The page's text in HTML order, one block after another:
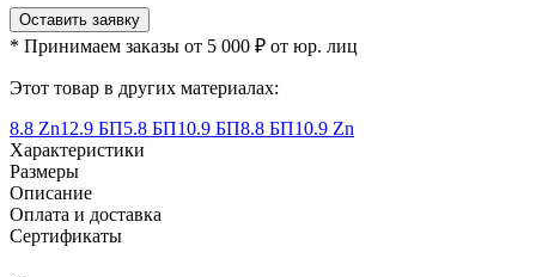
Оставить заявку
* Принимаем заказы от 5 000 ₽ от юр. лиц
Этот товар в других материалах:
8.8 Zn12.9 БП5.8 БП10.9 БП8.8 БП10.9 Zn
Характеристики
Размеры
Описание
Оплата и доставка
Сертификаты